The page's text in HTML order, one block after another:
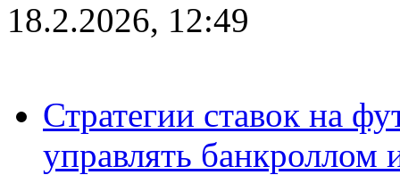
18.2.2026, 12:49
Стратегии ставок на
управлять банкроллом